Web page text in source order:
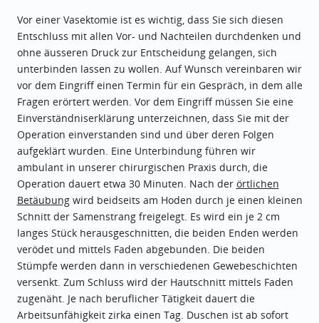
Vor einer Vasektomie ist es wichtig, dass Sie sich diesen
Entschluss mit allen Vor- und Nachteilen durchdenken und
ohne äusseren Druck zur Entscheidung gelangen, sich
unterbinden lassen zu wollen. Auf Wunsch vereinbaren wir
vor dem Eingriff einen Termin für ein Gespräch, in dem alle
Fragen erörtert werden. Vor dem Eingriff müssen Sie eine
Einverständniserklärung unterzeichnen, dass Sie mit der
Operation einverstanden sind und über deren Folgen
aufgeklärt wurden. Eine Unterbindung führen wir
ambulant in unserer chirurgischen Praxis durch, die
Operation dauert etwa 30 Minuten. Nach der örtlichen
Betäubungwird beidseits am Hoden durch je einen kleinen
Schnitt der Samenstrang freigelegt. Es wird ein je 2 cm
langes Stück herausgeschnitten, die beiden Enden werden
verödet und mittels Faden abgebunden. Die beiden
Stümpfe werden dann in verschiedenen Gewebeschichten
versenkt. Zum Schluss wird der Hautschnitt mittels Faden
zugenäht. Je nach beruflicher Tätigkeit dauert die
Arbeitsunfähigkeit zirka einen Tag. Duschen ist ab sofort